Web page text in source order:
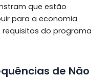
que estão
para a economia
do programa
de Não